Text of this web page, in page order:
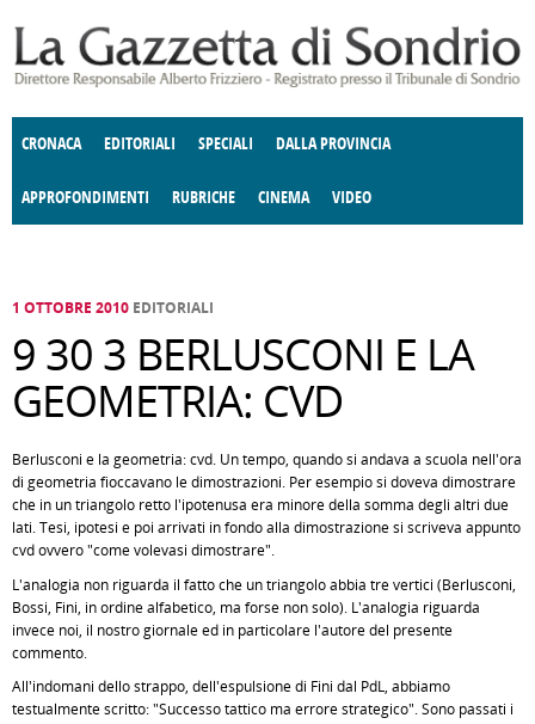
CRONACA EDITORIALI SPECIALI DALLA PROVINCIA
APPROFONDIMENTI
E SPETTACOLI POLITICA
RUBRICHE
DELLE IDEE FATTI DELLO SPIRITO
CINEMA VIDEO
1 OTTOBRE 2010 EDITORIALI
9 30 3 BERLUSCONI E LA
GEOMETRIA: CVD
Berlusconi e la geometria: cvd. Un tempo, quando si andava a scuola nell'ora
di geometria fioccavano le dimostrazioni. Per esempio si doveva dimostrare
che in un triangolo retto l'ipotenusa era minore della somma degli altri due
lati. Tesi, ipotesi e poi arrivati in fondo alla dimostrazione si scriveva appunto
cvd ovvero "come volevasi dimostrare".
L'analogia non riguarda il fatto che un triangolo abbia tre vertici (Berlusconi,
Bossi, Fini, in ordine alfabetico, ma forse non solo). L'analogia riguarda
invece noi, il nostro giornale ed in particolare l'autore del presente
commento.
All'indomani dello strappo, dell'espulsione di Fini dal PdL, abbiamo
testualmente scritto: "Successo tattico ma errore strategico". Sono passati i